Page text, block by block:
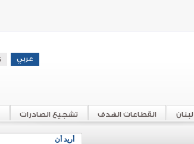
تشجيع الصادرات القطاعات الهدف
أريد أن